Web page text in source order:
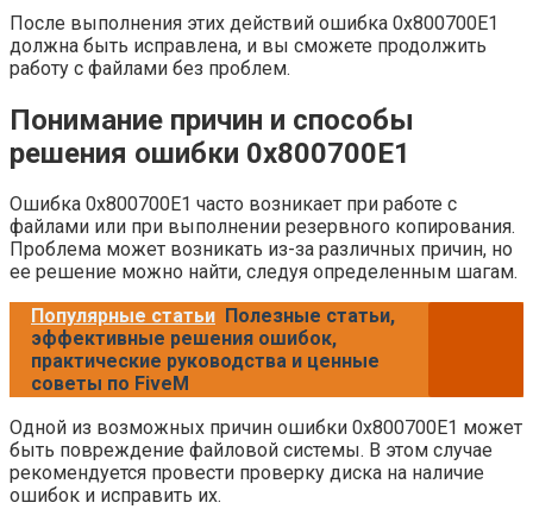
После выполнения этих действий ошибка 0x800700E1
должна быть исправлена, и вы сможете продолжить
работу с файлами без проблем.
Понимание причин и способы
решения ошибки 0x800700E1
Ошибка 0x800700E1 часто возникает при работе с
файлами или при выполнении резервного копирования.
Проблема может возникать из-за различных причин, но
ее решение можно найти, следуя определенным шагам.
Популярные статьи Полезные статьи,
эффективные решения ошибок,
практические руководства и ценные
советы по FiveM
Одной из возможных причин ошибки 0x800700E1 может
быть повреждение файловой системы. В этом случае
рекомендуется провести проверку диска на наличие
ошибок и исправить их.